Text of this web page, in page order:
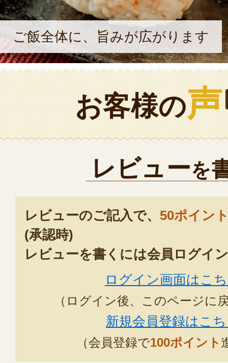
ご飯全体に、旨みが広がります
お客様の声
レビューを
レビューのご記入で、 50ポイン
(承認時)
レビューを書くには会員ログイ
ログイン画面はこ
（ログイン後、このページに
新規会員登録はこ
（会員登録で100ポイント